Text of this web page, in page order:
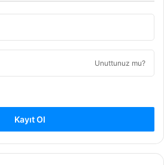
Unuttunuz mu?
Kayıt Ol